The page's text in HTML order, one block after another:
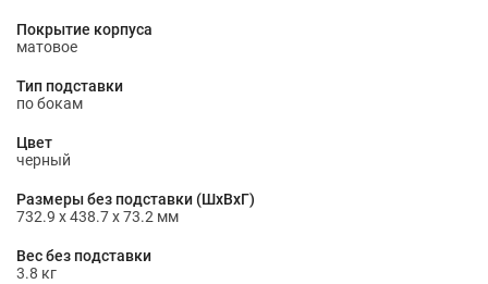
Покрытие корпуса
матовое
Тип подставки
по бокам
Цвет
черный
Размеры без подставки (ШxВxГ)
732.9 x 438.7 x 73.2 мм
Вес без подставки
3.8 кг